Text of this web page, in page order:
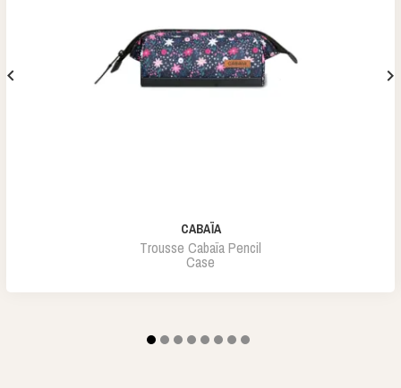
CABAÏA
Trousse Cabaïa Pencil
Case
 